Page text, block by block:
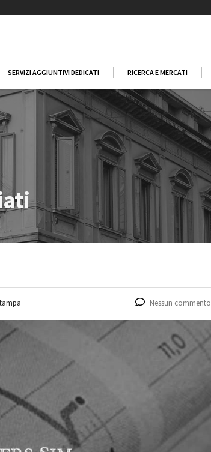
SERVIZI AGGIUNTIVI DEDICATI RICERCA E MERCATI
Nessun commento